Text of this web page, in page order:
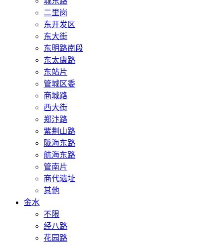
二里岗
东开发区
东大街
东明路南段
东太康路
东站片
管城区委
商城路
西大街
郑汴路
紫荆山路
陇海东路
航海东路
管南片
商代遗址
其他
金水
不限
经八路
花园路